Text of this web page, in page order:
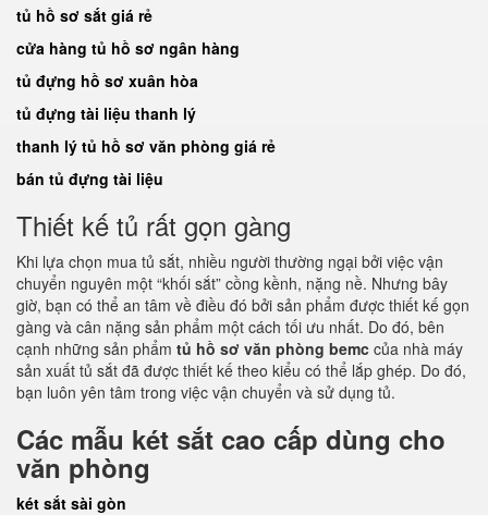
tủ hồ sơ sắt giá rẻ
cửa hàng tủ hồ sơ ngân hàng
tủ đựng hồ sơ xuân hòa
tủ đựng tài liệu thanh lý
thanh lý tủ hồ sơ văn phòng giá rẻ
bán tủ đựng tài liệu
Thiết kế tủ rất gọn gàng
Khi lựa chọn mua tủ sắt, nhiều người thường ngại bởi việc vận
chuyển nguyên một “khối sắt” cồng kềnh, nặng nề. Nhưng bây
giờ, bạn có thể an tâm về điều đó bởi sản phẩm được thiết kế gọn
gàng và cân nặng sản phẩm một cách tối ưu nhất. Do đó, bên
cạnh những sản phẩm tủ hồ sơ văn phòng bemc của nhà máy
sản xuất tủ sắt đã được thiết kế theo kiểu có thể lắp ghép. Do đó,
bạn luôn yên tâm trong việc vận chuyển và sử dụng tủ.
Các mẫu két sắt cao cấp dùng cho
văn phòng
két sắt sài gòn